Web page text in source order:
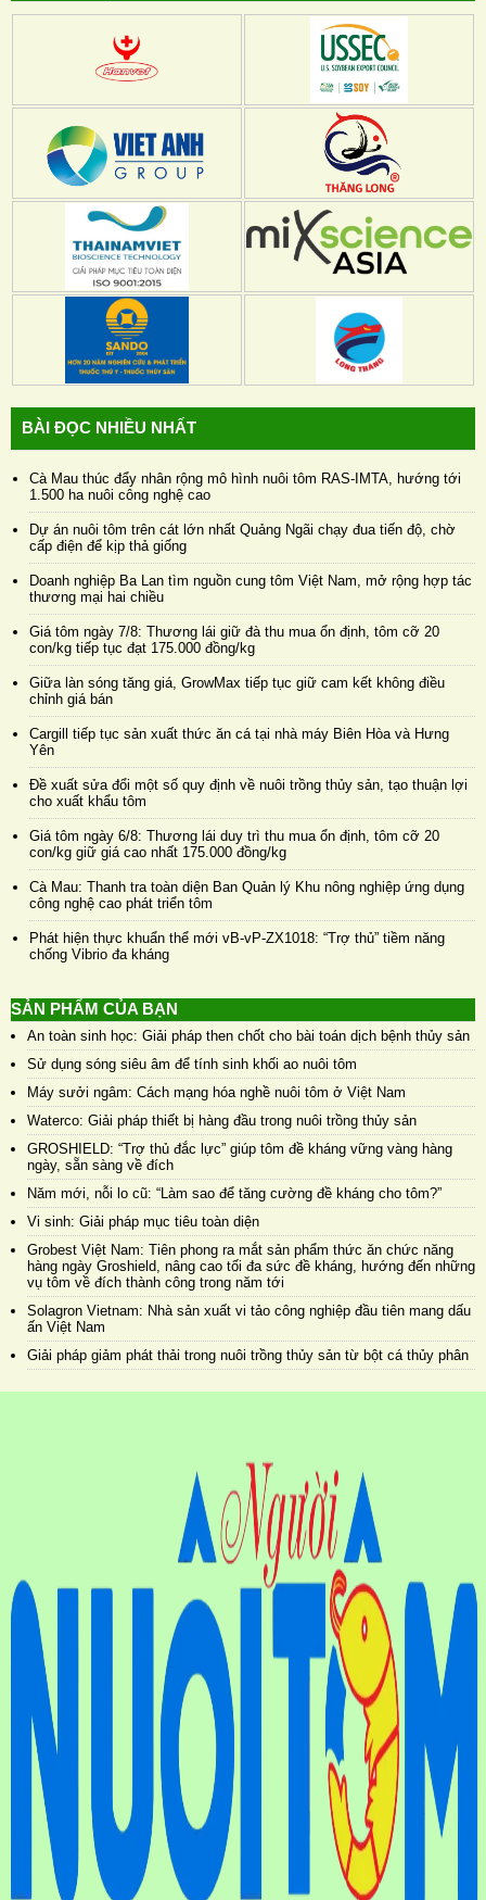
BÀI ĐỌC NHIỀU NHẤT
Cà Mau thúc đẩy nhân rộng mô hình nuôi tôm RAS-IMTA, hướng tới
1.500 ha nuôi công nghệ cao
Dự án nuôi tôm trên cát lớn nhất Quảng Ngãi chạy đua tiến độ, chờ
cấp điện để kịp thả giống
Doanh nghiệp Ba Lan tìm nguồn cung tôm Việt Nam, mở rộng hợp tác
thương mại hai chiều
Giá tôm ngày 7/8: Thương lái giữ đà thu mua ổn định, tôm cỡ 20
con/kg tiếp tục đạt 175.000 đồng/kg
Giữa làn sóng tăng giá, GrowMax tiếp tục giữ cam kết không điều
chỉnh giá bán
Cargill tiếp tục sản xuất thức ăn cá tại nhà máy Biên Hòa và Hưng
Yên
Đề xuất sửa đổi một số quy định về nuôi trồng thủy sản, tạo thuận lợi
cho xuất khẩu tôm
Giá tôm ngày 6/8: Thương lái duy trì thu mua ổn định, tôm cỡ 20
con/kg giữ giá cao nhất 175.000 đồng/kg
Cà Mau: Thanh tra toàn diện Ban Quản lý Khu nông nghiệp ứng dụng
công nghệ cao phát triển tôm
Phát hiện thực khuẩn thể mới vB-vP-ZX1018: “Trợ thủ” tiềm năng
chống Vibrio đa kháng
SẢN PHẨM CỦA BẠN
An toàn sinh học: Giải pháp then chốt cho bài toán dịch bệnh thủy sản
Sử dụng sóng siêu âm để tính sinh khối ao nuôi tôm
Máy sưởi ngâm: Cách mạng hóa nghề nuôi tôm ở Việt Nam
Waterco: Giải pháp thiết bị hàng đầu trong nuôi trồng thủy sản
GROSHIELD: “Trợ thủ đắc lực” giúp tôm đề kháng vững vàng hàng
ngày, sẵn sàng về đích
Năm mới, nỗi lo cũ: “Làm sao để tăng cường đề kháng cho tôm?”
Vi sinh: Giải pháp mục tiêu toàn diện
Grobest Việt Nam: Tiên phong ra mắt sản phẩm thức ăn chức năng
hàng ngày Groshield, nâng cao tối đa sức đề kháng, hướng đến những
vụ tôm về đích thành công trong năm tới
Solagron Vietnam: Nhà sản xuất vi tảo công nghiệp đầu tiên mang dấu
ấn Việt Nam
Giải pháp giảm phát thải trong nuôi trồng thủy sản từ bột cá thủy phân